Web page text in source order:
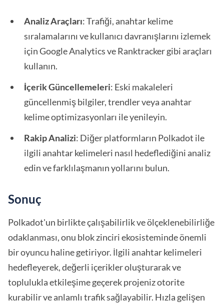
Analiz Araçları: Trafiği, anahtar kelime
sıralamalarını ve kullanıcı davranışlarını izlemek
için Google Analytics ve Ranktracker gibi araçları
kullanın.
İçerik Güncellemeleri: Eski makaleleri
güncellenmiş bilgiler, trendler veya anahtar
kelime optimizasyonları ile yenileyin.
Rakip Analizi: Diğer platformların Polkadot ile
ilgili anahtar kelimeleri nasıl hedeflediğini analiz
edin ve farklılaşmanın yollarını bulun.
Sonuç
Polkadot'un birlikte çalışabilirlik ve ölçeklenebilirliğe
odaklanması, onu blok zinciri ekosisteminde önemli
bir oyuncu haline getiriyor. İlgili anahtar kelimeleri
hedefleyerek, değerli içerikler oluşturarak ve
toplulukla etkileşime geçerek projeniz otorite
kurabilir ve anlamlı trafik sağlayabilir. Hızla gelişen